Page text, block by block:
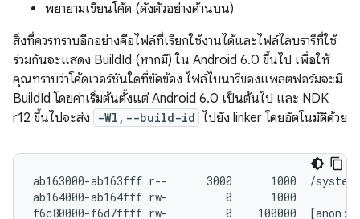
พยายามเขียนโค้ด (ดังตัวอย่างด้านบน)
สิ่งที่ควรทราบอีกอย่างคือไฟล์ที่เรียกใช้งานได้และไฟล์ไลบรารีที่ใช้
ร่วมกันจะแสดง BuildId (หากมี) ใน Android 6.0 ขึ้นไป เพื่อให้
คุณทราบว่าโค้ดเวอร์ชันใดที่ขัดข้อง ไฟล์ไบนารีของแพลตฟอร์มจะมี
BuildId โดยค่าเริ่มต้นตั้งแต่ Android 6.0 เป็นต้นไป และ NDK
r12 ขึ้นไปจะส่ง
-Wl,--build-id ไปยัง linker โดยอัตโนมัติด้วย
ab163000-ab163fff r--      3000      1000  /
ab164000-ab164fff rw-         0      1000